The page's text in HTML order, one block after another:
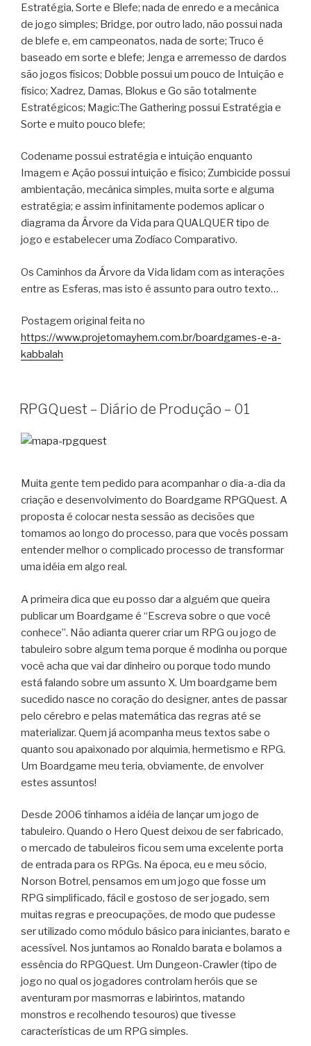
Estratégia, Sorte e Blefe; nada de enredo e a mecânica
de jogo simples; Bridge, por outro lado, não possui nada
de blefe e, em campeonatos, nada de sorte; Truco é
baseado em sorte e blefe; Jenga e arremesso de dardos
são jogos físicos; Dobble possui um pouco de Intuição e
físico; Xadrez, Damas, Blokus e Go são totalmente
Estratégicos; Magic:The Gathering possui Estratégia e
Sorte e muito pouco blefe;
Codename possui estratégia e intuição enquanto
Imagem e Ação possui intuição e físico; Zumbicide possui
ambientação, mecânica simples, muita sorte e alguma
estratégia; e assim infinitamente podemos aplicar o
diagrama da Árvore da Vida para QUALQUER tipo de
jogo e estabelecer uma Zodíaco Comparativo.
Os Caminhos da Árvore da Vida lidam com as interações
entre as Esferas, mas isto é assunto para outro texto…
Postagem original feita no
https://www.projetomayhem.com.br/boardgames-e-a-
kabbalah
RPGQuest – Diário de Produção – 01
Muita gente tem pedido para acompanhar o dia-a-dia da
criação e desenvolvimento do Boardgame RPGQuest. A
proposta é colocar nesta sessão as decisões que
tomamos ao longo do processo, para que vocês possam
entender melhor o complicado processo de transformar
uma idéia em algo real.
A primeira dica que eu posso dar a alguém que queira
publicar um Boardgame é “Escreva sobre o que você
conhece”. Não adianta querer criar um RPG ou jogo de
tabuleiro sobre algum tema porque é modinha ou porque
você acha que vai dar dinheiro ou porque todo mundo
está falando sobre um assunto X. Um boardgame bem
sucedido nasce no coração do designer, antes de passar
pelo cérebro e pelas matemática das regras até se
materializar. Quem já acompanha meus textos sabe o
quanto sou apaixonado por alquimia, hermetismo e RPG.
Um Boardgame meu teria, obviamente, de envolver
estes assuntos!
Desde 2006 tínhamos a idéia de lançar um jogo de
tabuleiro. Quando o Hero Quest deixou de ser fabricado,
o mercado de tabuleiros ficou sem uma excelente porta
de entrada para os RPGs. Na época, eu e meu sócio,
Norson Botrel, pensamos em um jogo que fosse um
RPG simplificado, fácil e gostoso de ser jogado, sem
muitas regras e preocupações, de modo que pudesse
ser utilizado como módulo básico para iniciantes, barato e
acessível. Nos juntamos ao Ronaldo barata e bolamos a
essência do RPGQuest. Um Dungeon-Crawler (tipo de
jogo no qual os jogadores controlam heróis que se
aventuram por masmorras e labirintos, matando
monstros e recolhendo tesouros) que tivesse
características de um RPG simples.